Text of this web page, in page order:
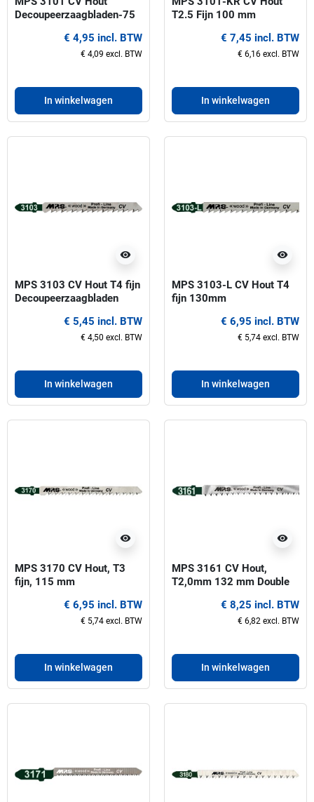
Decoupeerzaagbladen-75
€ 4,95 incl. BTW
€ 4,09 excl. BTW
In winkelwagen
T2.5 Fijn 100 mm
€ 7,45 incl. BTW
€ 6,16 excl. BTW
In winkelwagen
visibility
MPS 3103 CV Hout T4 fijn
Decoupeerzaagbladen
€ 5,45 incl. BTW
€ 4,50 excl. BTW
In winkelwagen
visibility
MPS 3103-L CV Hout T4
fijn 130mm
€ 6,95 incl. BTW
€ 5,74 excl. BTW
In winkelwagen
visibility
MPS 3170 CV Hout, T3
fijn, 115 mm
€ 6,95 incl. BTW
€ 5,74 excl. BTW
In winkelwagen
visibility
MPS 3161 CV Hout,
T2,0mm 132 mm Double
€ 8,25 incl. BTW
€ 6,82 excl. BTW
In winkelwagen